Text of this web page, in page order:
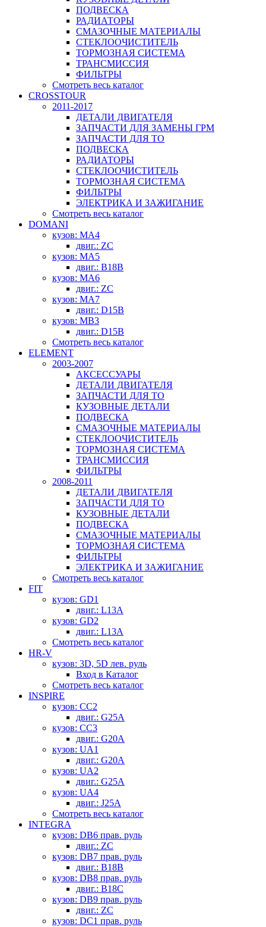
ПОДВЕСКА
РАДИАТОРЫ
СМАЗОЧНЫЕ МАТЕРИАЛЫ
СТЕКЛООЧИСТИТЕЛЬ
ТОРМОЗНАЯ СИСТЕМА
ТРАНСМИССИЯ
ФИЛЬТРЫ
Смотреть весь каталог
CROSSTOUR
2011-2017
ДЕТАЛИ ДВИГАТЕЛЯ
ЗАПЧАСТИ ДЛЯ ЗАМЕНЫ ГРМ
ЗАПЧАСТИ ДЛЯ ТО
ПОДВЕСКА
РАДИАТОРЫ
СТЕКЛООЧИСТИТЕЛЬ
ТОРМОЗНАЯ СИСТЕМА
ФИЛЬТРЫ
ЭЛЕКТРИКА И ЗАЖИГАНИЕ
Смотреть весь каталог
DOMANI
кузов: MA4
двиг.: ZC
кузов: MA5
двиг.: B18B
кузов: MA6
двиг.: ZC
кузов: MA7
двиг.: D15B
кузов: MB3
двиг.: D15B
Смотреть весь каталог
ELEMENT
2003-2007
АКСЕССУАРЫ
ДЕТАЛИ ДВИГАТЕЛЯ
ЗАПЧАСТИ ДЛЯ ТО
КУЗОВНЫЕ ДЕТАЛИ
ПОДВЕСКА
СМАЗОЧНЫЕ МАТЕРИАЛЫ
СТЕКЛООЧИСТИТЕЛЬ
ТОРМОЗНАЯ СИСТЕМА
ТРАНСМИССИЯ
ФИЛЬТРЫ
2008-2011
ДЕТАЛИ ДВИГАТЕЛЯ
ЗАПЧАСТИ ДЛЯ ТО
КУЗОВНЫЕ ДЕТАЛИ
ПОДВЕСКА
СМАЗОЧНЫЕ МАТЕРИАЛЫ
ТОРМОЗНАЯ СИСТЕМА
ФИЛЬТРЫ
ЭЛЕКТРИКА И ЗАЖИГАНИЕ
Смотреть весь каталог
FIT
кузов: GD1
двиг.: L13A
кузов: GD2
двиг.: L13A
Смотреть весь каталог
HR-V
кузов: 3D, 5D лев. руль
Вход в Каталог
Смотреть весь каталог
INSPIRE
кузов: CC2
двиг.: G25A
кузов: CC3
двиг.: G20A
кузов: UA1
двиг.: G20A
кузов: UA2
двиг.: G25A
кузов: UA4
двиг.: J25A
Смотреть весь каталог
INTEGRA
кузов: DB6 прав. руль
двиг.: ZC
кузов: DB7 прав. руль
двиг.: B18B
кузов: DB8 прав. руль
двиг.: B18C
кузов: DB9 прав. руль
двиг.: ZC
кузов: DC1 прав. руль